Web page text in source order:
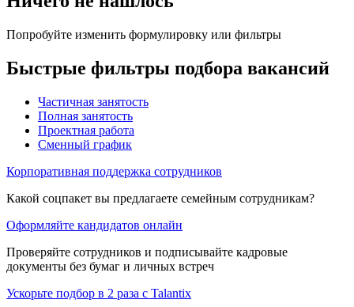
Попробуйте изменить формулировку или фильтры
Быстрые фильтры подбора вакансий
Частичная занятость
Полная занятость
Проектная работа
Сменный график
Корпоративная поддержка сотрудников
Какой соцпакет вы предлагаете семейным сотрудникам?
Оформляйте кандидатов онлайн
Проверяйте сотрудников и подписывайте кадровые
документы без бумаг и личных встреч
Ускорьте подбор в 2 раза с Talantix